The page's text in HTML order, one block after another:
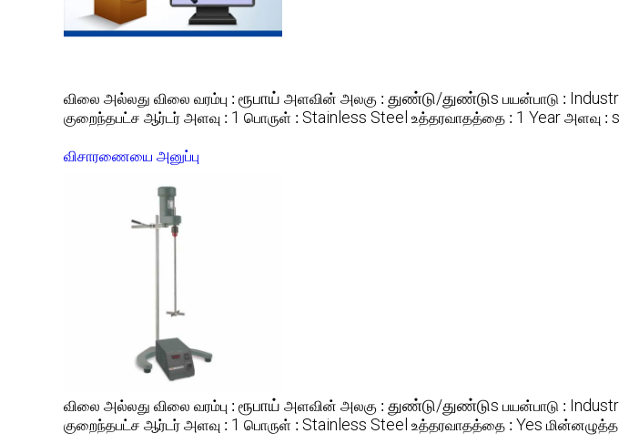
விலை அல்லது விலை வரம்பு : ரூபாய் அளவின் அலகு : துண்டு/துண்டுs பயன்பாடு :
குறைந்தபட்ச ஆர்டர் அளவு : 1 பொருள் : Stainless Steel உத்தரவாதத்தை : 1 Year அளவு :
விசாரணையை அனுப்பு
விலை அல்லது விலை வரம்பு : ரூபாய் அளவின் அலகு : துண்டு/துண்டுs பயன்பாடு :
குறைந்தபட்ச ஆர்டர் அளவு : 1 பொருள் : Stainless Steel உத்தரவாதத்தை : Yes மின்னழுத்த